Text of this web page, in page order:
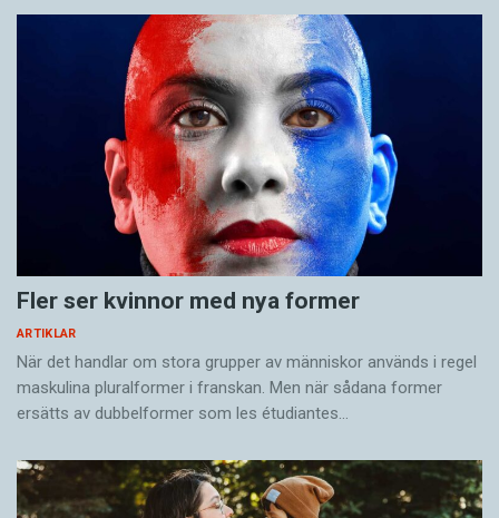
Fler ser kvinnor med nya former
ARTIKLAR
När det handlar om stora grupper av människor används i regel
maskulina pluralformer i franskan. Men när sådana ­former
ersätts av dubbel­former som les étudiantes…